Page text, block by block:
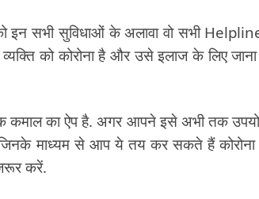
इन सभी सुविधाओं के अलावा वो सभी
को कोरोना है और उसे इलाज के लिए
का ऐप है. अगर आपने इसे अभी तक
माध्यम से आप ये तय कर सकते हैं कोरोना
करें.